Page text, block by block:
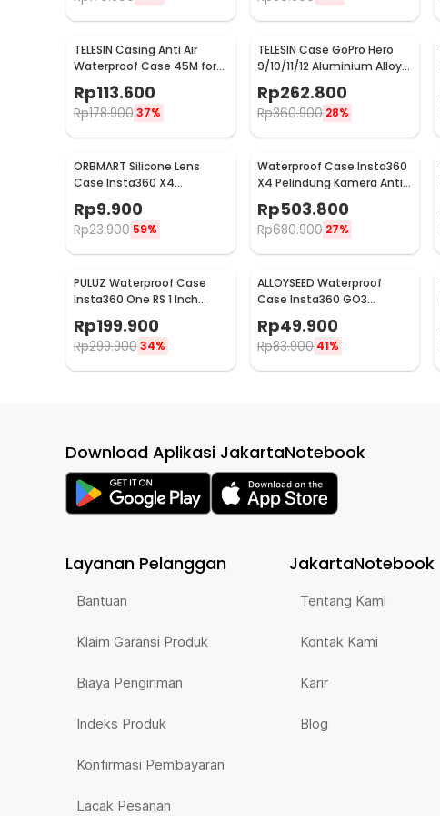
TELESIN Casing Anti Air
Waterproof Case 45M for
GoPro Hero 12/11/10/9 - GP-
WTP-905
Rp113.600
Rp178.900 37%
TELESIN Case GoPro Hero
9/10/11/12 Aluminium Alloy
Protective Housing - GP-
FMS-G11-TZ
Rp262.800
Rp360.900 28%
ORBMART Silicone Lens
Case Insta360 X4
Silikon - E2181
Rp9.900
Rp23.900 59%
Waterproof Case Insta360
X4 Pelindung Kamera Anti
Rp503.800
Rp680.900 27%
PULUZ Waterproof Case
Insta360 One RS 1 Inch
PL-361
Rp199.900
Rp299.900 34%
ALLOYSEED Waterproof
Case Insta360 GO3
AL3
Rp49.900
Rp83.900 41%
Download Aplikasi JakartaNotebook
Layanan Pelanggan
Bantuan
Klaim Garansi Produk
Biaya Pengiriman
Indeks Produk
Konfirmasi Pembayaran
Lacak Pesanan
JakartaNotebook
Tentang Kami
Kontak Kami
Karir
Blog